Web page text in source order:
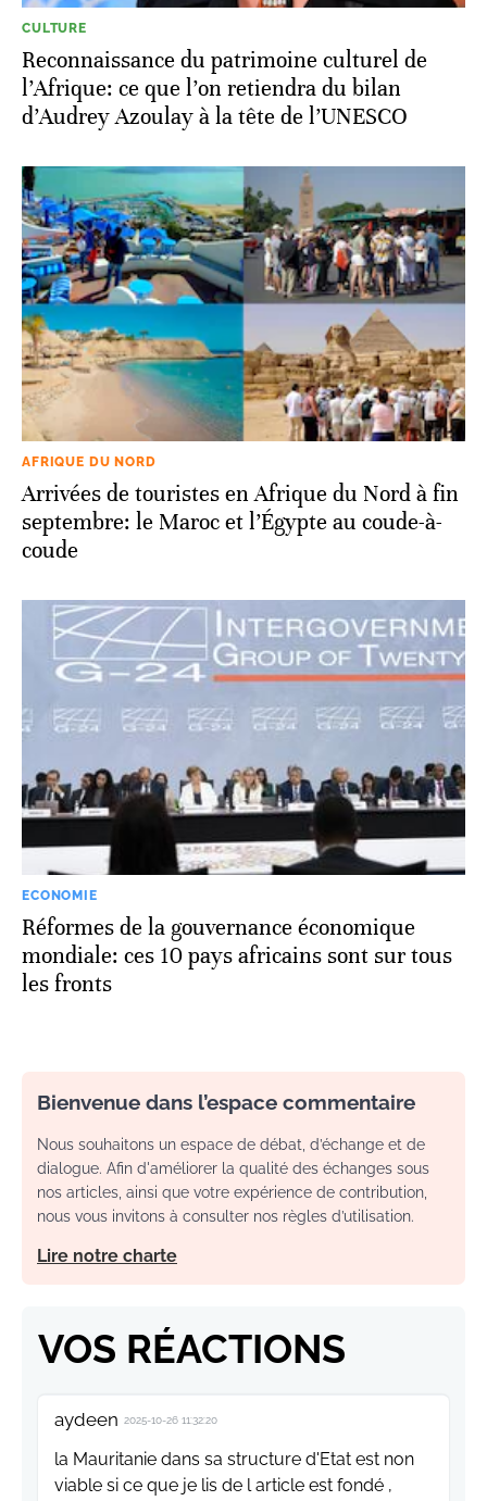
CULTURE
Reconnaissance du patrimoine culturel de
l’Afrique: ce que l’on retiendra du bilan
d’Audrey Azoulay à la tête de l’UNESCO
AFRIQUE DU NORD
Arrivées de touristes en Afrique du Nord à fin
septembre: le Maroc et l’Égypte au coude-à-
coude
ECONOMIE
Réformes de la gouvernance économique
mondiale: ces 10 pays africains sont sur tous
les fronts
Bienvenue dans l’espace commentaire
Nous souhaitons un espace de débat, d’échange et de
dialogue. Afin d'améliorer la qualité des échanges sous
nos articles, ainsi que votre expérience de contribution,
nous vous invitons à consulter nos règles d’utilisation.
Lire notre charte
VOS RÉACTIONS
aydeen 2025-10-26 11:32:20
la Mauritanie dans sa structure d'Etat est non
viable si ce que je lis de l article est fondé ,